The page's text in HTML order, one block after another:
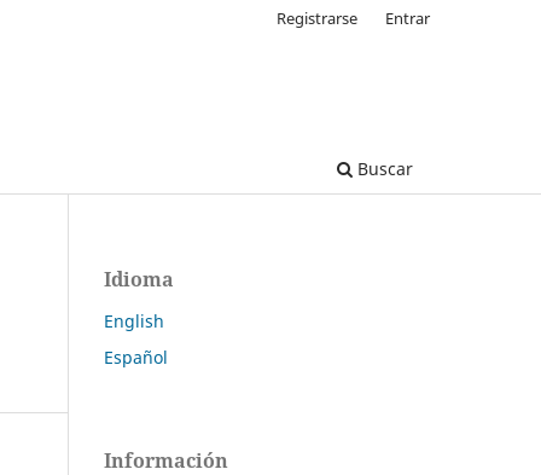
Buscar
Registrarse Entrar
Idioma
English
Español
Información